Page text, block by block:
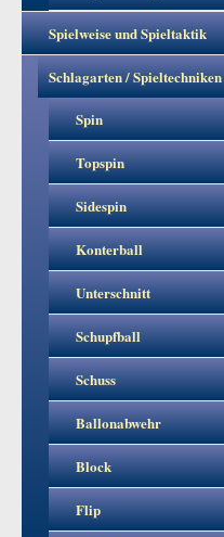
Spielweise und Spieltaktik
Schlagarten / Spieltechniken
Spin
Topspin
Sidespin
Konterball
Unterschnitt
Schupfball
Schuss
Ballonabwehr
Block
Flip